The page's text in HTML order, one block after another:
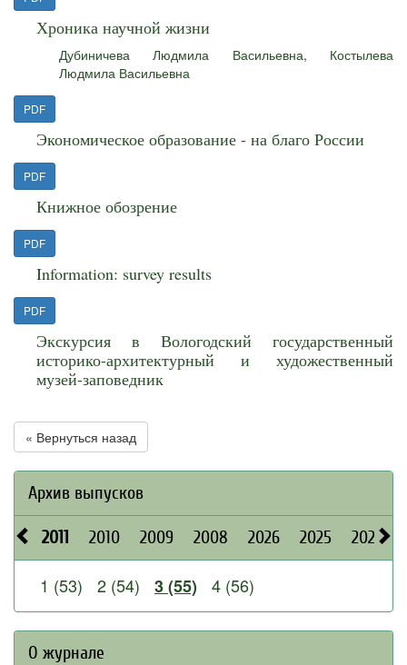
Хроника научной жизни
Дубиничева Людмила Васильевна, Костылева
Людмила Васильевна
PDF
Экономическое образование - на благо России
PDF
Книжное обозрение
PDF
Information: survey results
PDF
Экскурсия в Вологодский государственный
историко-архитектурный и художественный
музей-заповедник
« Вернуться назад
Архив выпусков
2011 2010 2009 2008 2026 2025 2024
1 (53) 2 (54) 3 (55) 4 (56)
О журнале